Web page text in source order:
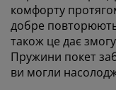
комфорту
добре
також це дає
Пружини покет
ви могли